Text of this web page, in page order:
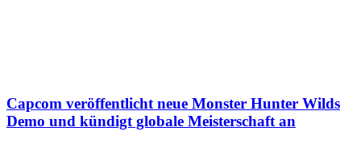
Capcom veröffentlicht neue Monster Hunter Wilds
Demo und kündigt globale Meisterschaft an